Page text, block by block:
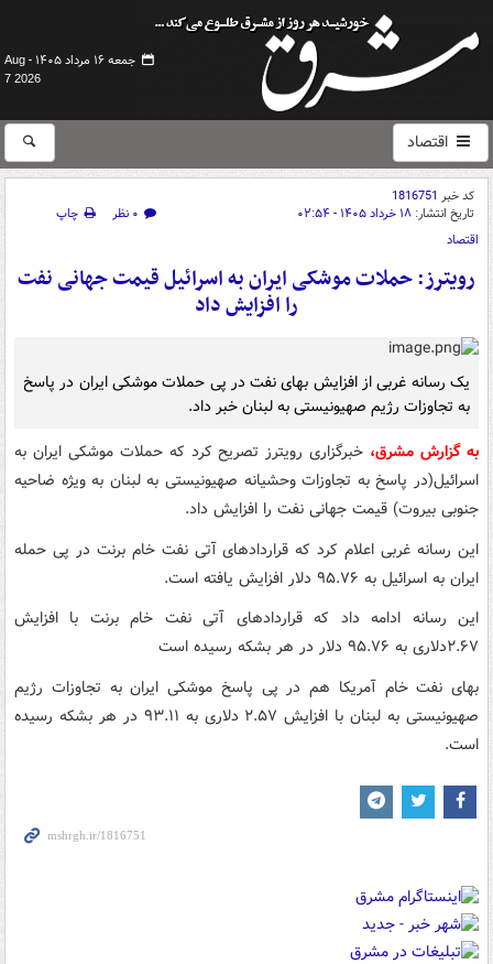
جمعه ۱۶ مرداد ۱۴۰۵ -
Aug
7 2026
اقتصاد
کد خبر 1816751
تاریخ انتشار: ۱۸ خرداد ۱۴۰۵ - ۰۲:۵۴ ۰ نظر
چاپ
اقتصاد
رویترز: حملات موشکی ایران به اسرائیل قیمت جهانی نفت
را افزایش داد
یک رسانه غربی از افزایش بهای نفت در پی حملات موشکی ایران در پاسخ
به تجاوزات رژیم صهیونیستی به لبنان خبر داد.
به گزارش مشرق، خبرگزاری رویترز تصریح کرد که حملات موشکی ایران به
اسرائیل(در پاسخ به تجاوزات وحشیانه صهیونیستی به لبنان به ویژه ضاحیه
جنوبی بیروت) قیمت جهانی نفت را افزایش داد.
این رسانه غربی اعلام کرد که قراردادهای آتی نفت خام برنت در پی حمله
ایران به اسرائیل به ۹۵.۷۶ دلار افزایش یافته است.
این رسانه ادامه داد که قراردادهای آتی نفت خام برنت با افزایش
۲.۶۷دلاری به ۹۵.۷۶ دلار در هر بشکه رسیده است
بهای نفت خام آمریکا هم در پی پاسخ موشکی ایران به تجاوزات رژیم
صهیونیستی به لبنان با افزایش ۲.۵۷ دلاری به ۹۳.۱۱ در هر بشکه رسیده
است.